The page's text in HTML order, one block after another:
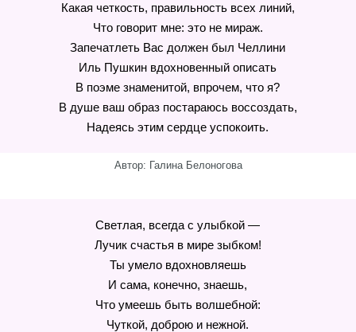
Какая четкость, правильность всех линий,
Что говорит мне: это не мираж.
Запечатлеть Вас должен был Челлини
Иль Пушкин вдохновенный описать
В поэме знаменитой, впрочем, что я?
В душе ваш образ постараюсь воссоздать,
Надеясь этим сердце успокоить.
Автор: Галина Белоногова
Светлая, всегда с улыбкой —
Лучик счастья в мире зыбком!
Ты умело вдохновляешь
И сама, конечно, знаешь,
Что умеешь быть волшебной:
Чуткой, доброю и нежной.